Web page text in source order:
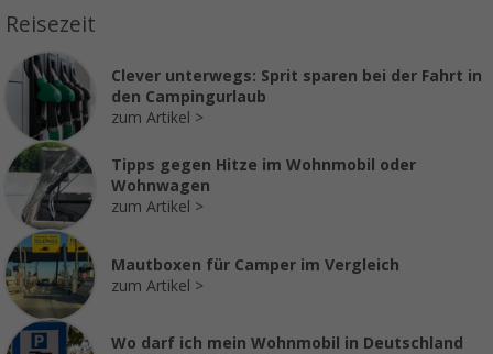
Reisezeit
Clever unterwegs: Sprit sparen bei der Fahrt in
den Campingurlaub
zum Artikel
Tipps gegen Hitze im Wohnmobil oder
Wohnwagen
zum Artikel
Mautboxen für Camper im Vergleich
zum Artikel
Wo darf ich mein Wohnmobil in Deutschland